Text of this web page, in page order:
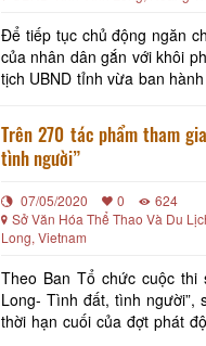
Để tiếp tục chủ động ngăn
của nhân dân gắn với khôi
tịch UBND tỉnh vừa ban
Trên 270 tác phẩm tham
tình người”
07/05/2020 0
624
Sở Văn Hóa Thể Thao Và Du
Long, Vietnam
Theo Ban Tổ chức cuộc thi
Long- Tình đất, tình người”,
thời hạn cuối của đợt phát